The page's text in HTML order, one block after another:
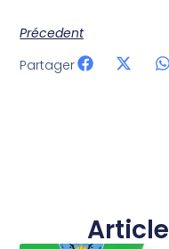
Précedent
Partager